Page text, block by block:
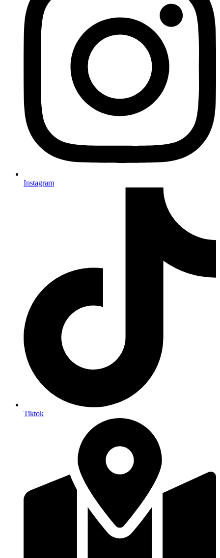
Instagram
Tiktok